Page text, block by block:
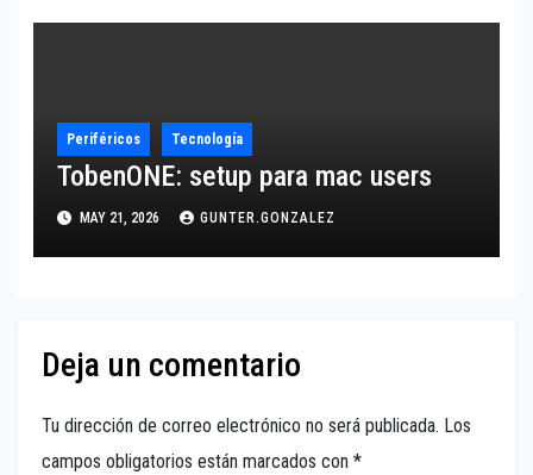
Periféricos Tecnología
TobenONE: setup para mac users
MAY 21, 2026 GUNTER.GONZALEZ
Deja un comentario
Tu dirección de correo electrónico no será publicada. Los
campos obligatorios están marcados con *